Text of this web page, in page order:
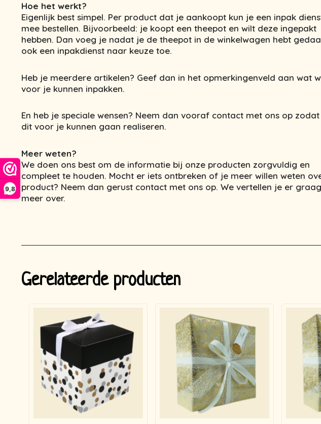
9,8
Hoe het werkt?
Eigenlijk best simpel. Per product dat je aankoopt kun je een inpak
mee bestellen. Bijvoorbeeld: je koopt een theepot en wilt deze ingepakt
hebben. Dan voeg je nadat je de theepot in de winkelwagen hebt
ook een inpakdienst naar keuze toe.
Heb je meerdere artikelen? Geef dan in het opmerkingenveld aan wat
voor je kunnen inpakken.
En heb je speciale wensen? Neem dan vooraf contact met ons op
dit voor je kunnen gaan realiseren.
Meer weten?
We doen ons best om de informatie bij onze producten zorgvuldig en
compleet te houden. Mocht er iets ontbreken of je meer willen weten
product? Neem dan gerust contact met ons op. We vertellen je er graag
meer over.
Gerelateerde producten